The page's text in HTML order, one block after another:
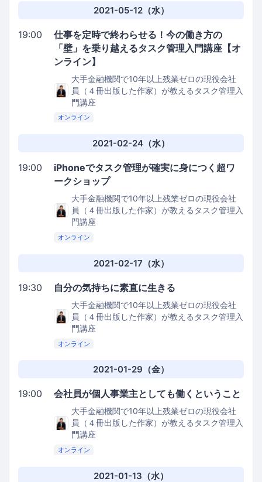
2021-05-12（水）
19:00
仕事を定時で終わらせる！今の働き方の
「壁」を乗り越えるタスク管理入門講座【オ
ンライン】
大手金融機関で10年以上残業ゼロの現役会社
員（４冊出版した作家）が教えるタスク管理入
門講座
オンライン
2021-02-24（水）
19:00
iPhoneでタスク管理が確実に身につく超ワ
ークショップ
大手金融機関で10年以上残業ゼロの現役会社
員（４冊出版した作家）が教えるタスク管理入
門講座
オンライン
2021-02-17（水）
19:30 自分の気持ちに素直に生きる
大手金融機関で10年以上残業ゼロの現役会社
員（４冊出版した作家）が教えるタスク管理入
門講座
オンライン
2021-01-29（金）
19:00 会社員が個人事業主としても働くということ
大手金融機関で10年以上残業ゼロの現役会社
員（４冊出版した作家）が教えるタスク管理入
門講座
オンライン
2021-01-13（水）